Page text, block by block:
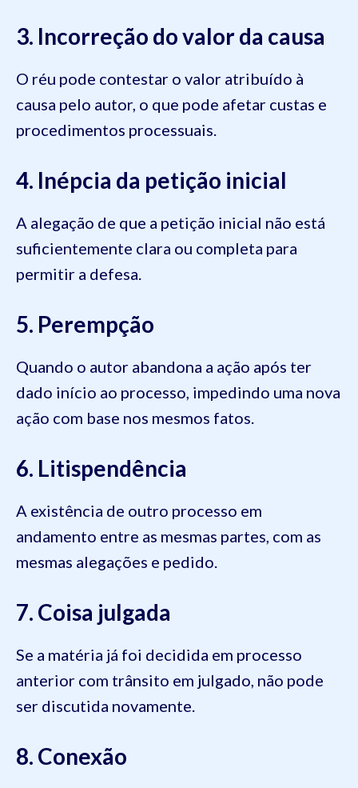
3. Incorreção do valor da causa
O réu pode contestar o valor atribuído à
causa pelo autor, o que pode afetar custas e
procedimentos processuais.
4. Inépcia da petição inicial
A alegação de que a petição inicial não está
suficientemente clara ou completa para
permitir a defesa.
5. Perempção
Quando o autor abandona a ação após ter
dado início ao processo, impedindo uma nova
ação com base nos mesmos fatos.
6. Litispendência
A existência de outro processo em
andamento entre as mesmas partes, com as
mesmas alegações e pedido.
7. Coisa julgada
Se a matéria já foi decidida em processo
anterior com trânsito em julgado, não pode
ser discutida novamente.
8. Conexão